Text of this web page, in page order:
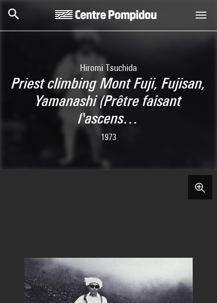
Hiromi Tsuchida
Priest climbing Mont Fuji, Fujisan,
Yamanashi (Prêtre faisant
l'ascens…
1973